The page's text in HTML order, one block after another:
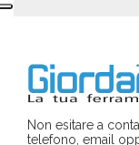
Non esitare a
telefono, email